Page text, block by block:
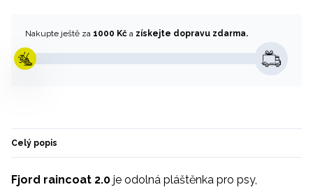
Nakupte ještě za 1000 Kč a získejte dopravu zdarma.
Celý popis
Fjord raincoat 2.0 je odolná pláštěnka pro psy,